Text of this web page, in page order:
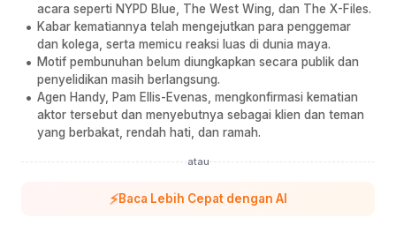
acara seperti NYPD Blue, The West Wing, dan The X-Files.
Kabar kematiannya telah mengejutkan para penggemar
dan kolega, serta memicu reaksi luas di dunia maya.
Motif pembunuhan belum diungkapkan secara publik dan
penyelidikan masih berlangsung.
Agen Handy, Pam Ellis-Evenas, mengkonfirmasi kematian
aktor tersebut dan menyebutnya sebagai klien dan teman
yang berbakat, rendah hati, dan ramah.
atau
⚡Baca Lebih Cepat dengan AI